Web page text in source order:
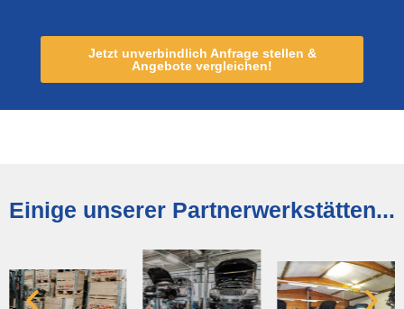
Jetzt unverbindlich Anfrage stellen &
Angebote vergleichen!
Einige unserer Partnerwerkstätten...